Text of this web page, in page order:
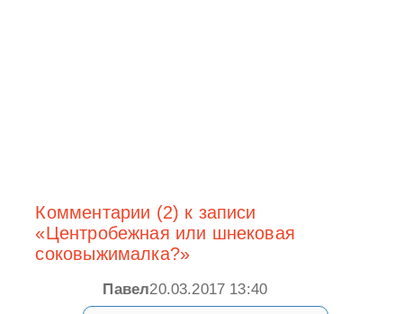
Комментарии (2) к записи
«Центробежная или шнековая
соковыжималка?»
Павел20.03.2017 13:40